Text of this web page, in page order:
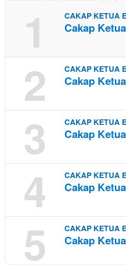
1 CAKAP KETUA
Cakap
2 CAKAP KETUA
Cakap
3 CAKAP KETUA
Cakap
4 CAKAP KETUA
Cakap
5 CAKAP KETUA
Cakap